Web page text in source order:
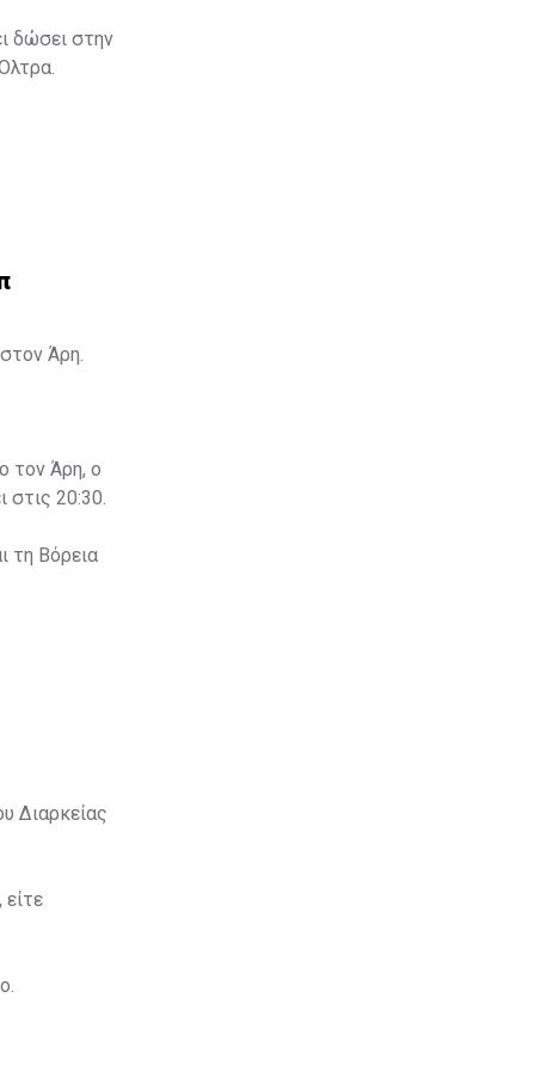
δώσει στην
Άρη.
τον Άρη, ο
στις 20:30.
τη Βόρεια
Διαρκείας
είτε